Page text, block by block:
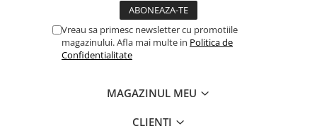
Vreau sa primesc newsletter cu promotiile
magazinului. Afla mai multe in Politica de
Confidentialitate
MAGAZINUL MEU
CLIENTI